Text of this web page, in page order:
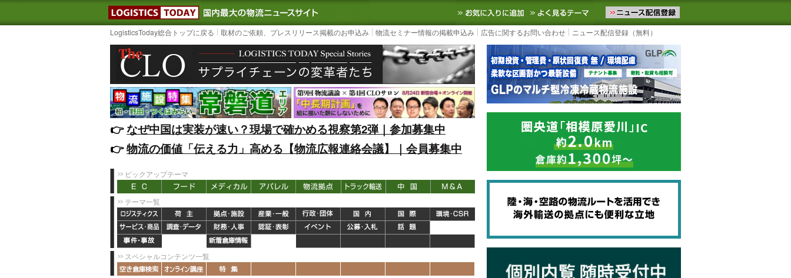
LOGISTICS TODAY｜国内最大の物流ニュースサイト3PL, SCMなど国内外の最新の物流ニュースをお届けします。物流ニュースメール配信を登録す
お気に入りに追加 よく見るテーマ
LogisticsToday総合トップに戻る 取材のご依頼、プレスリリース掲載のお申込み 物流セミナー情報の掲載申込み 広告に関するお問い合わせ ニュース配信登録（無料）
👉️なぜ中国は実装が速い？現場で確かめる視察第2弾｜参加募集中
👉️物流の価値「伝える力」高める【物流広報連絡会議】｜会員募集中
ピックアップテーマ
テーマ一覧
スペシャルコンテンツ一覧